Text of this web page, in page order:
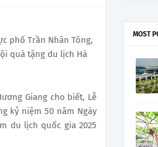
phố Trần Nhân Tông,
quà tặng du lịch Hà
Giang cho biết, Lễ
kỷ niệm 50 năm Ngày
du lịch quốc gia 2025
MOST